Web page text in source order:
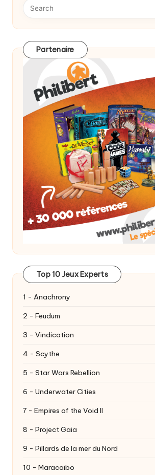
Partenaire
Top 10 Jeux Experts
1 - Anachrony
2 - Feudum
3 - Vindication
4 - Scythe
5 - Star Wars Rebellion
6 - Underwater Cities
7 - Empires of the Void II
8 - Project Gaia
9 - Pillards de la mer du Nord
10 - Maracaibo